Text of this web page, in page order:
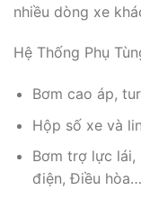
nhiều dòng xe
Hệ Thống Phụ
Bơm cao áp,
Hộp số xe và
Bơm trợ lực
điện, Điều